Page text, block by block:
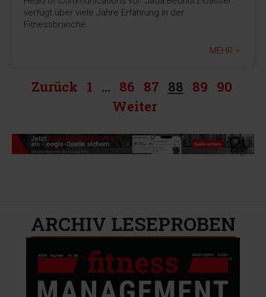
verfügt über viele Jahre Erfahrung in der
Fitnessbranche.
MEHR >
Zurück 1 … 86 87 88 89 90
Weiter
-Anzeige-
ARCHIV LESEPROBEN​